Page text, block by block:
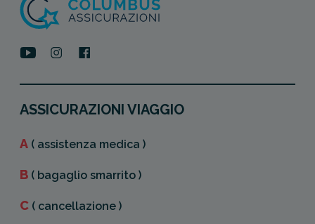
ASSICURAZIONI VIAGGIO
A ( assistenza medica )
B ( bagaglio smarrito )
C ( cancellazione )